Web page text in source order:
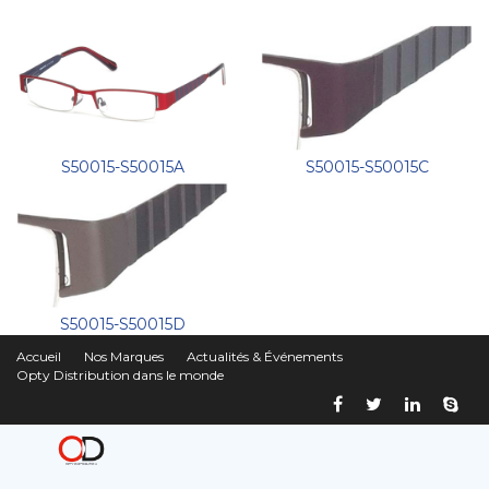
S50015-S50015A S50015-S50015C
S50015-S50015D
Accueil Nos Marques
Actualités & Événements
Opty Distribution dans le monde